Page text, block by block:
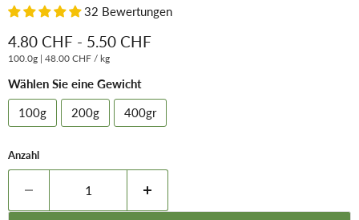
32 Bewertungen
4.80 CHF - 5.50 CHF
100.0g | 48.00 CHF / kg
Wählen Sie eine Gewicht
100g
200g 400gr
Anzahl